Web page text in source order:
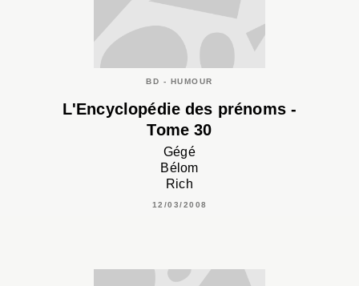
BD - HUMOUR
L'Encyclopédie des prénoms -
Tome 30
Gégé
Bélom
Rich
12/03/2008